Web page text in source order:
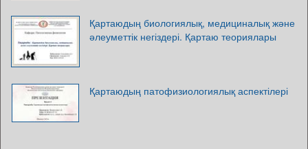
Қартаюдың биологиялық, медициналық және
әлеуметтік негіздері. Қартаю теориялары
Қартаюдың патофизиологиялық аспектілері